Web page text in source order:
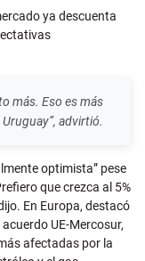
ya descuenta
más. Eso es más
advirtió.
optimista” pese
que crezca al 5%
En Europa, destacó
UE-Mercosur,
afectadas por la